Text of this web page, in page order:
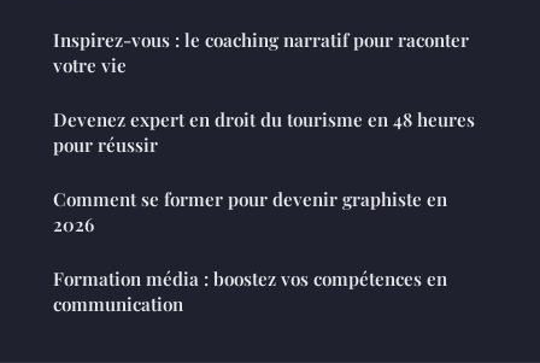
Inspirez-vous : le coaching narratif pour raconter
votre vie
Devenez expert en droit du tourisme en 48 heures
pour réussir
Comment se former pour devenir graphiste en
2026
Formation média : boostez vos compétences en
communication